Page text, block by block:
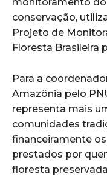
monitoramento
conservação,
Projeto de
Floresta Brasileira
Para a
Amazônia pelo
representa mais
comunidades
financeiramente
prestados por
floresta